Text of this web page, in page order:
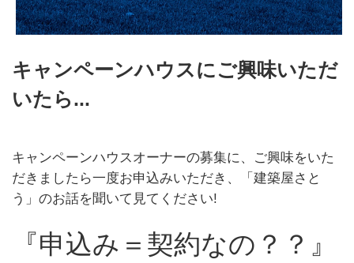
キャンペーンハウスにご興味いただ
いたら...
キャンペーンハウスオーナーの募集に、ご興味をいた
だきましたら一度お申込みいただき、「建築屋さと
う」のお話を聞いて見てください!
『申込み＝契約なの？？』